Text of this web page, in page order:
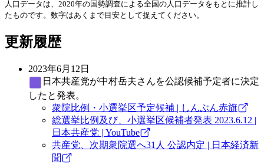
人口データは、2020年の国勢調査による全国の人口データをもとに推計し
たものです。数字はあくまで目安として捉えてください。
更新履歴
2023年6月12日
日本共産党が中村岳夫さんを公認候補予定者に決定
したと発表。
衆院比例・小選挙区予定候補 | しんぶん赤旗
総選挙比例及び、小選挙区候補者発表 2023.6.12 |
日本共産党 | YouTube
共産党、次期衆院選へ31人 公認内定 | 日本経済新
聞